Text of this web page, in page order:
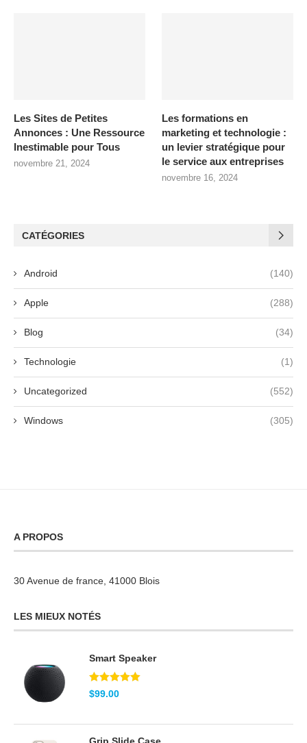
Les Sites de Petites
Annonces : Une Ressource
Inestimable pour Tous
novembre 21, 2024
Les formations en
marketing et technologie :
un levier stratégique pour
le service aux entreprises
novembre 16, 2024
CATÉGORIES
Android (140)
Apple (288)
Blog (34)
Technologie (1)
Uncategorized (552)
Windows (305)
A PROPOS
30 Avenue de france, 41000 Blois
LES MIEUX NOTÉS
Smart Speaker
Note5.00
sur 5
$99.00